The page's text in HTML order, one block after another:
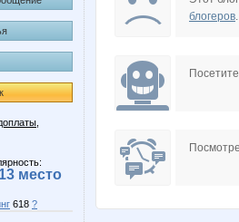
место
618 ?
Scarlett.22
irina26
блогеров.